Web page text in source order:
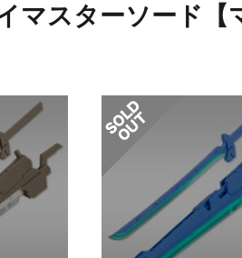
マスターソード【